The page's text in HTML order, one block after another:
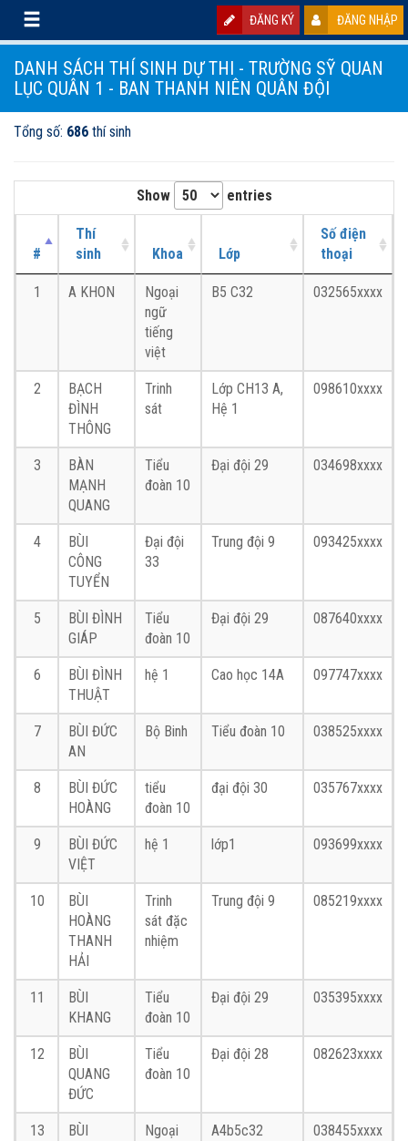
ĐĂNG KÝ ĐĂNG NHẬP
DANH SÁCH THÍ SINH DỰ THI - TRƯỜNG SỸ QUAN
LỤC QUÂN 1 - BAN THANH NIÊN QUÂN ĐỘI
Tổng số: 686 thí sinh
Show entries
#
Thí
sinh
Khoa Lớp
Số điện
thoại
1 A KHON
Ngoại
ngữ
tiếng
việt
B5 C32 032565xxxx
2
BẠCH
ĐÌNH
THÔNG
Trinh
sát
Lớp CH13 A,
Hệ 1
098610xxxx
3
BÀN
MẠNH
QUANG
Tiểu
đoàn 10
Đại đội 29 034698xxxx
4
BÙI
CÔNG
TUYỂN
Đại đội
33
Trung đội 9 093425xxxx
5
BÙI ĐÌNH
GIÁP
Tiểu
đoàn 10
Đại đội 29 087640xxxx
6
BÙI ĐÌNH
THUẬT
hệ 1 Cao học 14A 097747xxxx
7
BÙI ĐỨC
AN
Bộ Binh Tiểu đoàn 10 038525xxxx
8
BÙI ĐỨC
HOÀNG
tiểu
đoàn 10
đại đội 30 035767xxxx
9
BÙI ĐỨC
VIỆT
hệ 1 lớp1 093699xxxx
10
BÙI
HOÀNG
THANH
HẢI
Trinh
sát đặc
nhiệm
Trung đội 9 085219xxxx
11
BÙI
KHANG
Tiểu
đoàn 10
Đại đội 29 035395xxxx
12
BÙI
QUANG
ĐỨC
Tiểu
đoàn 10
Đại đội 28 082623xxxx
13
BÙI
Ngoại
A4b5c32 038455xxxx